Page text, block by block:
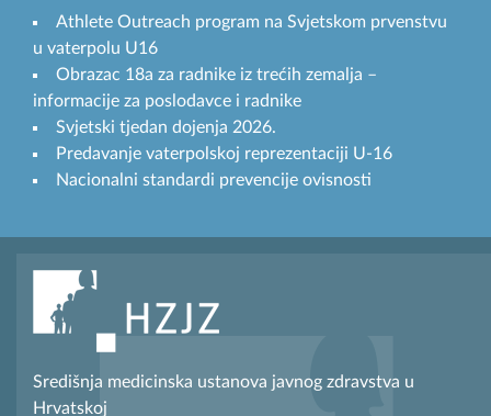
Athlete Outreach program na Svjetskom prvenstvu
u vaterpolu U16
Obrazac 18a za radnike iz trećih zemalja –
informacije za poslodavce i radnike
Svjetski tjedan dojenja 2026.
Predavanje vaterpolskoj reprezentaciji U-16
Nacionalni standardi prevencije ovisnosti
Središnja medicinska ustanova javnog zdravstva u
Hrvatskoj